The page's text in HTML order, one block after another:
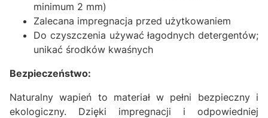
minimum 2 mm)
Zalecana impregnacja przed użytkowaniem
Do czyszczenia używać łagodnych detergentów;
unikać środków kwaśnych
Bezpieczeństwo:
Naturalny wapień to materiał w pełni bezpieczny i
ekologiczny. Dzięki impregnacji i odpowiedniej